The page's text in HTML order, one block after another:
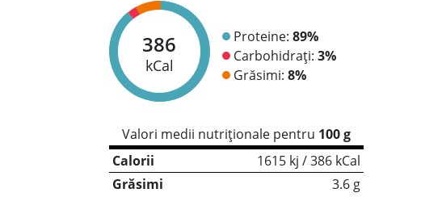
386
kCal
Proteine: 89%
Carbohidrați: 3%
Grăsimi: 8%
Valori medii nutriționale pentru 100 g
Calorii
1615 kj / 386 kCal
Grăsimi
3.6 g